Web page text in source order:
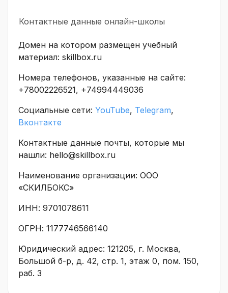
Контактные данные онлайн-школы
Домен на котором размещен учебный
материал: skillbox.ru
Номера телефонов, указанные на сайте:
+78002226521, +74994449036
Социальные сети: YouTube, Telegram,
Вконтакте
Контактные данные почты, которые мы
нашли: hello@skillbox.ru
Наименование организации: ООО
«СКИЛБОКС»
ИНН: 9701078611
ОГРН: 1177746566140
Юридический адрес: 121205, г. Москва,
Большой б-р, д. 42, стр. 1, этаж 0, пом. 150,
раб. 3